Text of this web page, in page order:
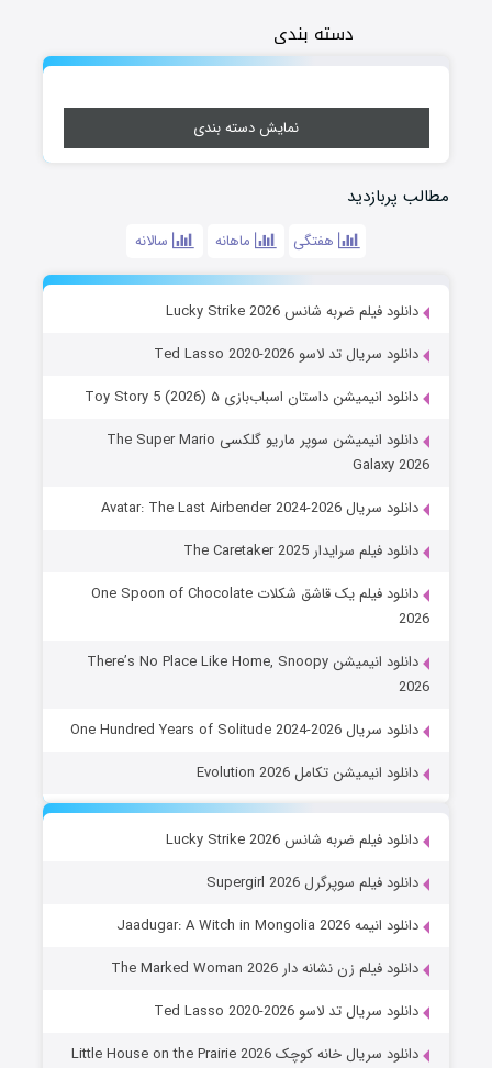
دسته بندی
نمایش دسته بندی
مطالب پربازدید
هفتگی ماهانه سالانه
دانلود فیلم ضربه شانس Lucky Strike 2026
دانلود سریال تد لاسو Ted Lasso 2020-2026
دانلود انیمیشن داستان اسباب‌بازی ۵ Toy Story 5 (2026)
دانلود انیمیشن سوپر ماریو گلکسی The Super Mario
Galaxy 2026
دانلود سریال Avatar: The Last Airbender 2024-2026
دانلود فیلم سرایدار The Caretaker 2025
دانلود فیلم یک قاشق شکلات One Spoon of Chocolate
2026
دانلود انیمیشن There’s No Place Like Home, Snoopy
2026
دانلود سریال One Hundred Years of Solitude 2024-2026
دانلود انیمیشن تکامل Evolution 2026
دانلود فیلم ضربه شانس Lucky Strike 2026
دانلود فیلم سوپرگرل Supergirl 2026
دانلود انیمه Jaadugar: A Witch in Mongolia 2026
دانلود فیلم زن نشانه دار The Marked Woman 2026
دانلود سریال تد لاسو Ted Lasso 2020-2026
دانلود سریال خانه کوچک Little House on the Prairie 2026